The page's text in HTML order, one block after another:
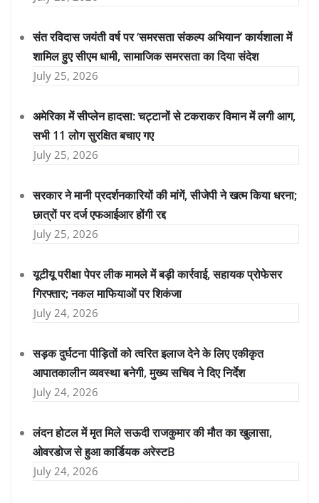
संत रविदास जयंती वर्ष पर ‘समरसता संकल्प अभियान’ कार्यशाला में
शामिल हुए सीएम धामी, सामाजिक समरसता का दिया संदेश
July 25, 2026
अमेरिका में सीप्लेन हादसा: चट्टानों से टकराकर विमान में लगी आग,
सभी 11 लोग सुरक्षित बचाए गए
July 25, 2026
सरकार ने मानी प्रदर्शनकारियों की मांगें, सीजेपी ने खत्म किया धरना;
छात्रों पर दर्ज एफआईआर होंगी रद्द
July 25, 2026
यूटीयू परीक्षा पेपर लीक मामले में बड़ी कार्रवाई, सहायक प्रोफेसर
गिरफ्तार; नकल माफियाओं पर शिकंजा
July 24, 2026
सड़क दुर्घटना पीड़ितों को त्वरित इलाज देने के लिए एकीकृत
आपातकालीन व्यवस्था बनेगी, मुख्य सचिव ने दिए निर्देश
July 24, 2026
लंदन होटल में मृत मिले सऊदी राजकुमार की मौत का खुलासा,
ओवरडोज से हुआ कार्डियक अरेस्टB
July 24, 2026